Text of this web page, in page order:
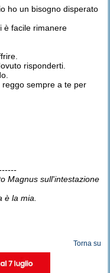
ho un bisogno disperato
è facile rimanere
risponderti.
sempre a te per
Magnus sull'intestazione
è la mia.
Torna su